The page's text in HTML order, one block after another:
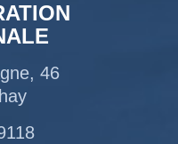
46